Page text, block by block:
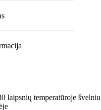
laipsnių temperatūroje švelniu